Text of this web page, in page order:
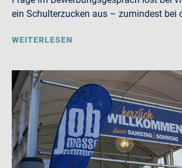
ein Schulterzucken aus – zumindest bei
WEITERLESEN